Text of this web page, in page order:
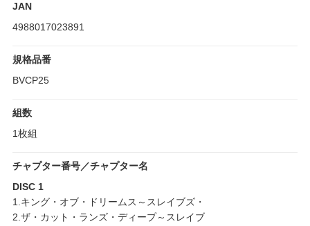
JAN
4988017023891
規格品番
BVCP25
組数
1枚組
チャプター番号／チャプター名
DISC 1
1.キング・オブ・ドリームス～スレイブズ・
2.ザ・カット・ランズ・ディープ～スレイブ